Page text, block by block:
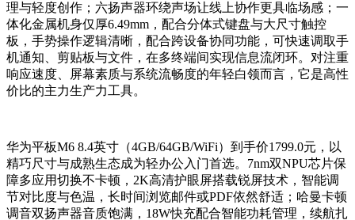
理与轻度创作；六扬声器环绕声场让线上协作更具临场感；一
体化金属机身仅厚6.49mm，配合分体式键盘与大尺寸触控
板，手势操作逻辑清晰，配合跨设备协同功能，可快速调取手
机通知、剪贴板与文件，在多终端间实现信息流闭环。对注重
响应速度、屏幕素质与系统流畅度的年轻白领而言，它是高性
价比的主力生产力工具。
华为平板M6 8.4英寸（4GB/64GB/WiFi）到手价1799.0元，以
精巧尺寸与成熟生态成为轻办公入门首选。7nm双NPU芯片保
障多应用切换不卡顿，2K高清护眼屏搭载锐屏技术，智能调
节对比度与色温，长时间浏览邮件或PDF依然舒适；哈曼卡顿
调音双扬声器音质饱满，18W快充配合智能功耗管理，续航扎